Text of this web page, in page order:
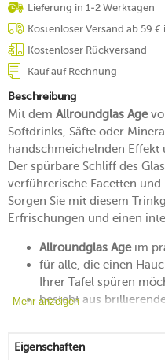
Lieferung in 1-2 Werktagen
Kostenloser Versand ab 59
Kostenloser Rückversand
Kauf auf Rechnung
Beschreibung
Mit dem Allroundglas Age
Softdrinks, Säfte oder
handschmeichelnden
Der spürbare Schliff des
verführerische Facetten und
Sorgen Sie mit diesem
Erfrischungen und einen
Allroundglas Ageim
für alle, die einen
Ihrer Tafel spüren
besteht aus
begeistert durch seine
Mehr anzeigen
Eigenschaften